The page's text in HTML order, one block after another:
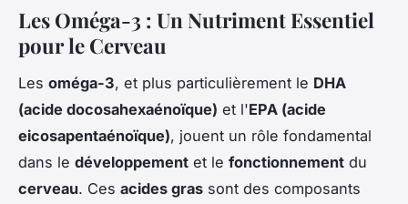
Les Oméga-3 : Un Nutriment Essentiel
pour le Cerveau
Les oméga-3, et plus particulièrement le DHA
(acide docosahexaénoïque) et l'EPA (acide
eicosapentaénoïque), jouent un rôle fondamental
dans le développement et le fonctionnement du
cerveau. Ces acides gras sont des composants